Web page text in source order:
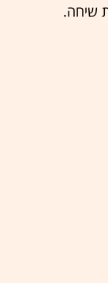
שיחה.